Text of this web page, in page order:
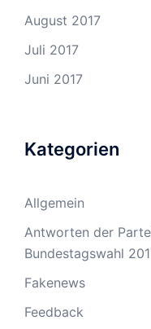
August 2017
Juli 2017
Juni 2017
Kategorien
Allgemein
Antworten der
Bundestagswahl
Fakenews
Feedback